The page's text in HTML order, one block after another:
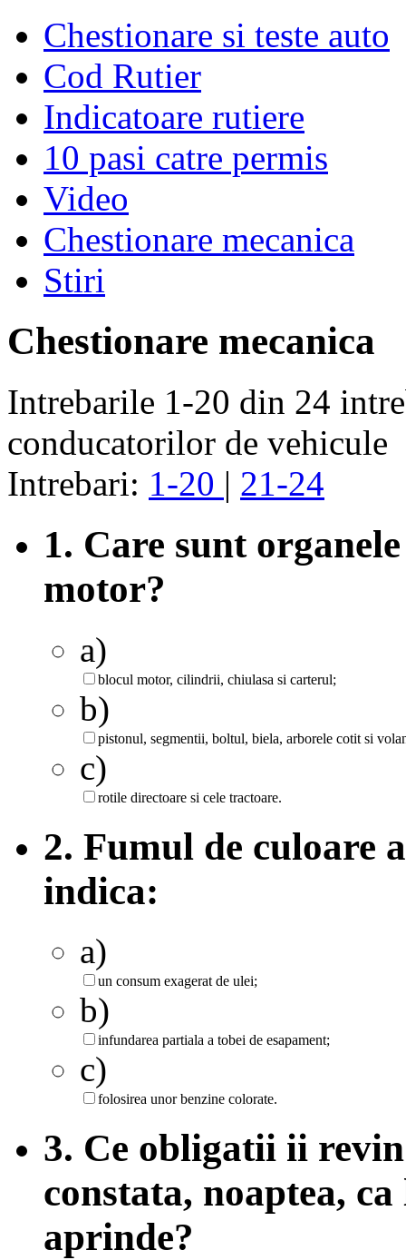
Chestionare si teste auto
Cod Rutier
Indicatoare rutiere
10 pasi catre permis
Video
Chestionare mecanica
Stiri
Chestionare mecanica
Intrebarile 1-20 din 24
conducatorilor de vehicule
Intrebari: 1-20 | 21-24
1. Care sunt
motor?
a)
blocul motor, cilindrii, chiulasa si carterul;
b)
pistonul, segmentii, boltul, biela, arborele cotit si
c)
rotile directoare si cele tractoare.
2. Fumul de culoare
indica:
a)
un consum exagerat de ulei;
b)
infundarea partiala a tobei de esapament;
c)
folosirea unor benzine colorate.
3. Ce obligatii ii
constata, noaptea,
aprinde?